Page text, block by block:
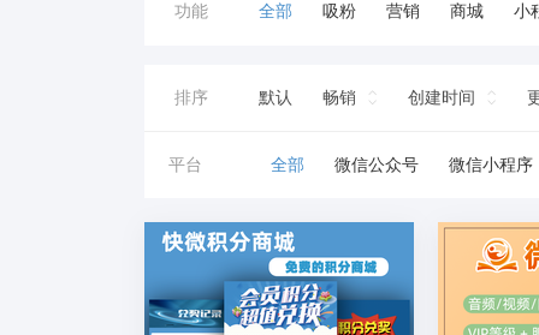
功能 全部 吸粉 营销 商城 小
智慧 抽奖 教育 投票
排序 默认 畅销 创建时间
平台 全部 微信公众号 微信小程序